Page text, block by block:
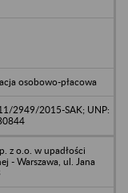
osobowo-płacowa
2949/2015-SAK; UNP:
z o.o. w upadłości
- Warszawa, ul. Jana